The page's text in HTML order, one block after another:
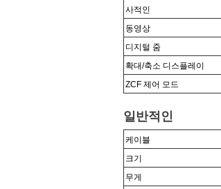
사적인
동영상
디지털 줌
확대/축소 디스플레이
ZCF 제어 모드
일반적인
케이블
크기
무게